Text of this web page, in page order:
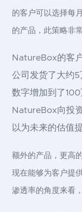
的客户可以选择每
的产品，此策略非
NatureBox的客
公司发货了大约
数字增加到了100
NatureBox向投
以为未来的估值
额外的产品，更高
现在能够为客户提
渗透率的角度来看